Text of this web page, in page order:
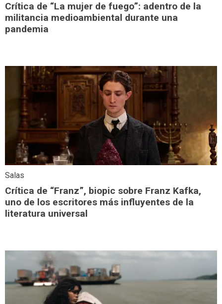
Crítica de “La mujer de fuego”: adentro de la
militancia medioambiental durante una
pandemia
Salas
Crítica de “Franz”, biopic sobre Franz Kafka,
uno de los escritores más influyentes de la
literatura universal